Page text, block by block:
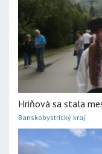
Hriňová sa stala
Banskobystrický kraj